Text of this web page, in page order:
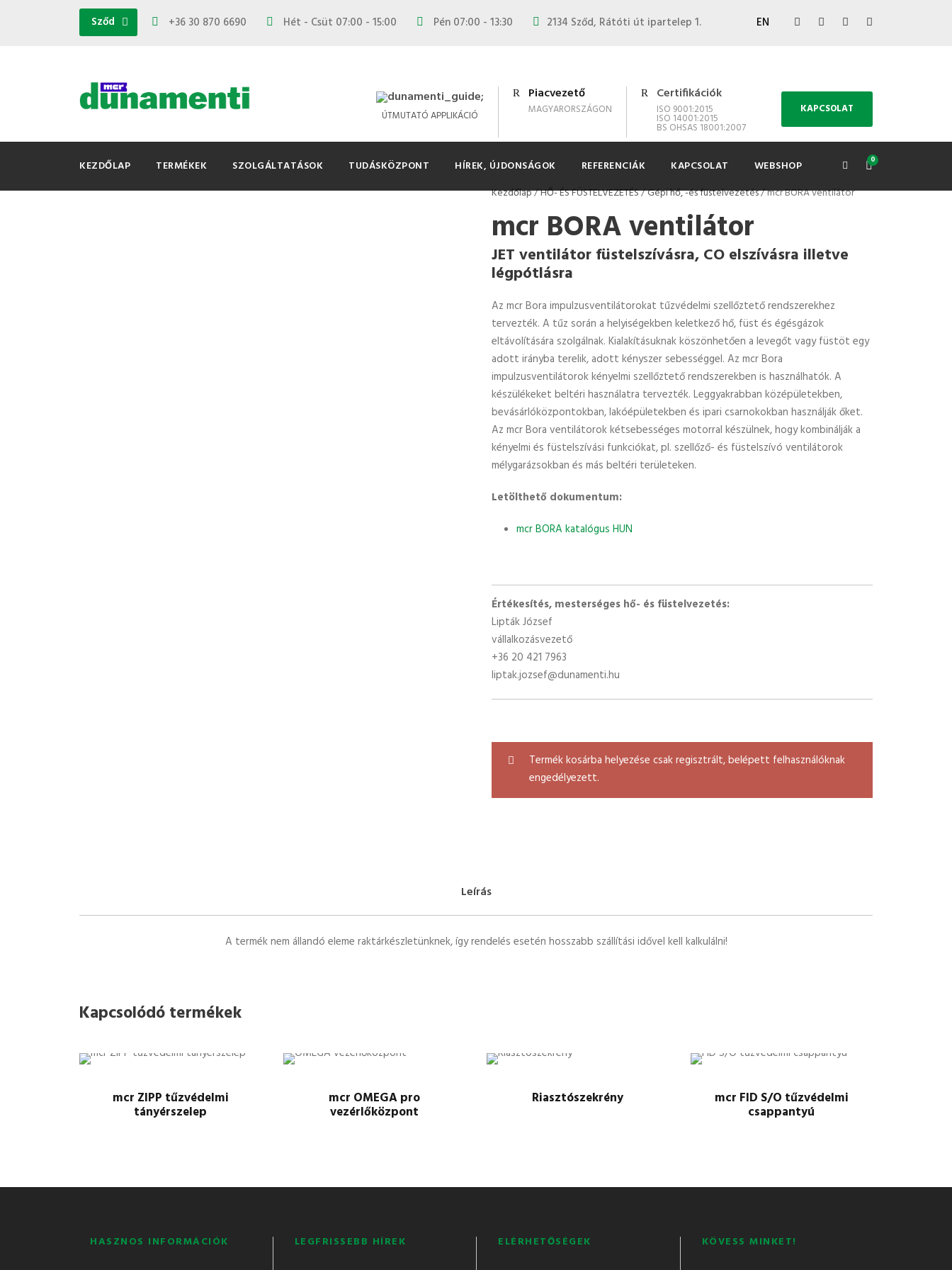
Sződ +36 30 870 6690 Hét - Csüt 07:00 - 15:00 Pén 07:00 - 13:30 2134 Sződ, Rátóti út ipartelep 1. EN
ÚTMUTATÓ APPLIKÁCIÓ
Piacvezető
MAGYARORSZÁGON
Certifikációk
ISO 9001:2015
ISO 14001:2015
BS OHSAS 18001:2007
KAPCSOLAT
KEZDŐLAP TERMÉKEK SZOLGÁLTATÁSOK TUDÁSKÖZPONT HÍREK, ÚJDONSÁGOK REFERENCIÁK KAPCSOLAT WEBSHOP 0
Kezdőlap/HŐ- ÉS FÜSTELVEZETÉS/Gépi hő, -és füstelvezetés/ mcr BORA ventilátor
mcr BORA ventilátor
JET ventilátor füstelszívásra, CO elszívásra illetve
légpótlásra
Az mcr Bora impulzusventilátorokat tűzvédelmi szellőztető rendszerekhez
tervezték. A tűz során a helyiségekben keletkező hő, füst és égésgázok
eltávolítására szolgálnak. Kialakításuknak köszönhetően a levegőt vagy füstöt egy
adott irányba terelik, adott kényszer sebességgel. Az mcr Bora
impulzusventilátorok kényelmi szellőztető rendszerekben is használhatók. A
készülékeket beltéri használatra tervezték. Leggyakrabban középületekben,
bevásárlóközpontokban, lakóépületekben és ipari csarnokokban használják őket.
Az mcr Bora ventilátorok kétsebességes motorral készülnek, hogy kombinálják a
kényelmi és füstelszívási funkciókat, pl. szellőző- és füstelszívó ventilátorok
mélygarázsokban és más beltéri területeken.
Letölthető dokumentum:
mcr BORA katalógus HUN
Értékesítés, mesterséges hő- és füstelvezetés:
Lipták József
vállalkozásvezető
+36 20 421 7963
liptak.jozsef@dunamenti.hu
Termék kosárba helyezése csak regisztrált, belépett felhasználóknak
engedélyezett.
Leírás
A termék nem állandó eleme raktárkészletünknek, így rendelés esetén hosszabb szállítási idővel kell kalkulálni!
Kapcsolódó termékek
mcr ZIPP tűzvédelmi
tányérszelep
mcr OMEGA pro
vezérlőközpont
Riasztószekrény mcr FID S/O tűzvédelmi
csappantyú
HASZNOS INFORMÁCIÓK LEGFRISSEBB HÍREK ELÉRHETŐSÉGEK KÖVESS MINKET!